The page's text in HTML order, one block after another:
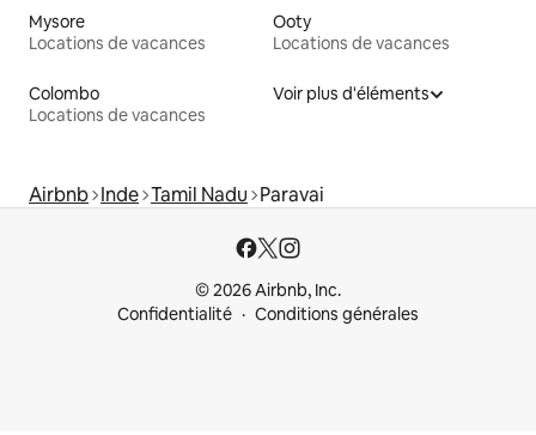
Mysore
Locations de vacances
Ooty
Locations de vacances
Colombo
Locations de vacances
Voir plus d'éléments
Airbnb Inde Tamil Nadu Paravai
© 2026 Airbnb, Inc.
Confidentialité
Conditions générales